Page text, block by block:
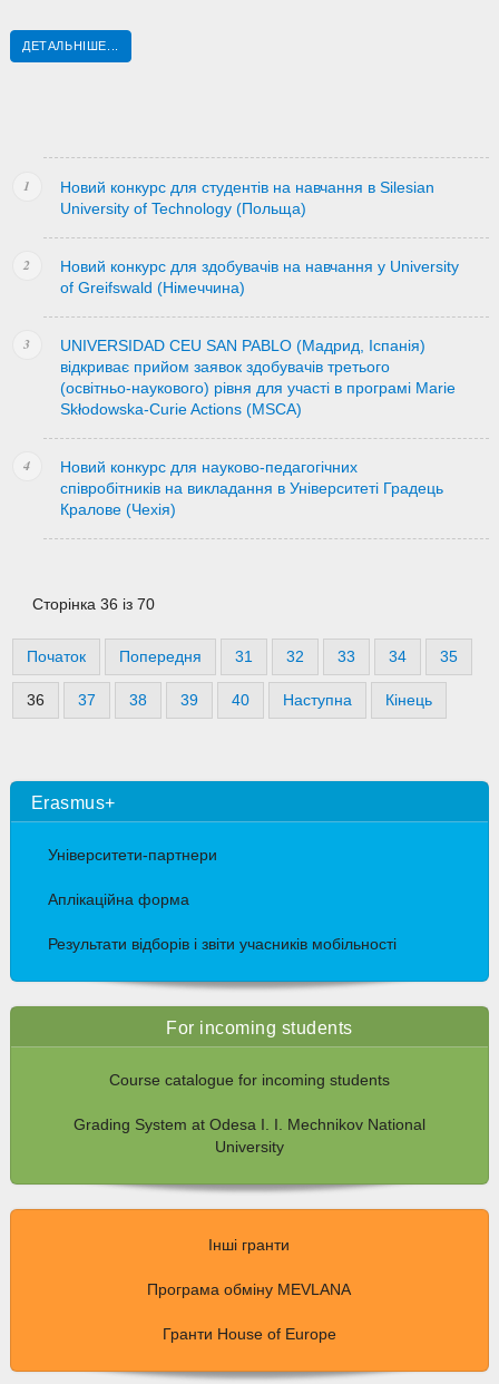
ДЕТАЛЬНІШЕ...
Новий конкурс для студентів на навчання в Silesian
University of Technology (Польща)
Новий конкурс для здобувачів на навчання у University
of Greifswald (Німеччина)
UNIVERSIDAD CEU SAN PABLO (Мадрид, Іспанія)
відкриває прийом заявок здобувачів третього
(освітньо-наукового) рівня для участі в програмі Marie
Skłodowska-Curie Actions (MSCA)
Новий конкурс для науково-педагогічних
співробітників на викладання в Університеті Градець
Кралове (Чехія)
Сторінка 36 із 70
Початок Попередня 31 32 33 34 35
36 37 38 39 40 Наступна Кінець
Erasmus+
Університети-партнери
Аплікаційна форма
Результати відборів і звіти учасників мобільності
For incoming students
Course catalogue for incoming students
Grading System at Odesa I. I. Mechnikov National
University
Інші гранти
Програма обміну MEVLANA
Гранти House of Europe